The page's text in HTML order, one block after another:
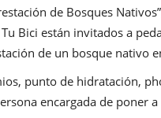
de Bosques
Bici están invitados a
de un bosque nativo
punto de hidratación,
encargada de poner